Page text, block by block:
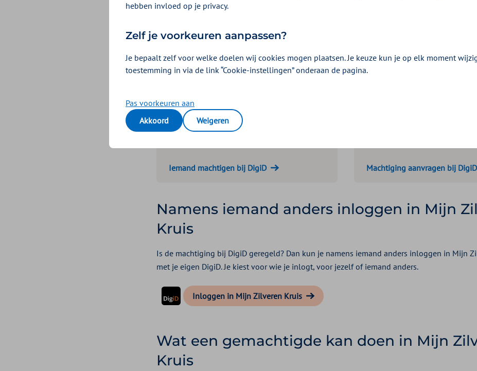
Kruis en geef je aan hoe lang de
Je ontvangt een machtigingscode. Deze
zorgzaken gaat regelen. Ook je
geboortedatum en
DigiD informeert jou via je mail over de
machtiging.
Iemand machtigen bij DigiD
wilt helpen door.
Machtiging aanvragen bij DigiD
Namens iemand anders inloggen in Mijn
Kruis
Is de machtiging bij DigiD geregeld? Dan kun je namens iemand anders inloggen in Mijn
met je eigen DigiD. Je kiest voor wie je inlogt, voor jezelf of iemand anders.
Inloggen in Mijn Zilveren Kruis
Wat een gemachtigde kan doen in Mijn
Kruis
hebben invloed op je privacy.
Zelf je voorkeuren aanpassen?
Je bepaalt zelf voor welke doelen wij cookies mogen plaatsen. Je keuze kun je op elk moment
toestemming in via de link “Cookie-instellingen” onderaan de pagina.
Pas voorkeuren aan
Akkoord
Weigeren